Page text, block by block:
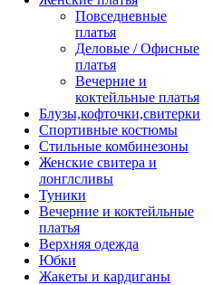
Повседневные
платья
Деловые / Офисные
платья
Вечерние и
коктейльные платья
Блузы,кофточки,свитерки
Спортивные костюмы
Стильные комбинезоны
Женские свитера и
лонглсливы
Туники
Вечерние и коктейльные
платья
Верхняя одежда
Юбки
Жакеты и кардиганы